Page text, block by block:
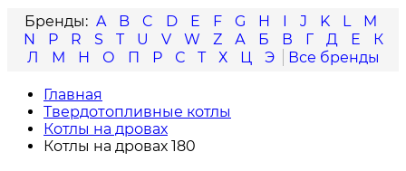
A
B C D E F G H I J K L
M
N
P R S T U V W Z А Б В Г Д Е
К
Л
М Н О П Р С Т Х Ц Э
Главная
Твердотопливные котлы
Котлы на дровах
Котлы на дровах 180